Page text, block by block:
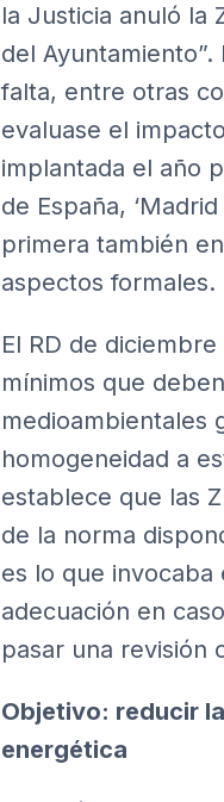
la Justicia anuló la
del
falta, entre otras
evaluase el
implantada el año
de España,
primera también
aspectos formales.
El RD de
mínimos que
medioambientales
homogeneidad a
establece que las
de la norma
es lo que invocaba
adecuación en
pasar una revisión
Objetivo: reducir
energética